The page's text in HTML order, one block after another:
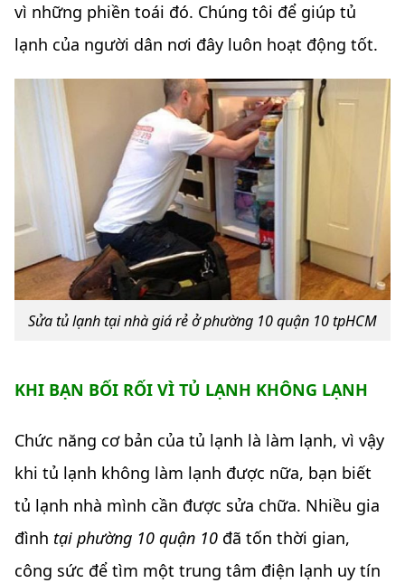
vì những phiền toái đó. Chúng tôi để giúp tủ
lạnh của người dân nơi đây luôn hoạt động tốt.
Sửa tủ lạnh tại nhà giá rẻ ở phường 10 quận 10 tpHCM
KHI BẠN BỐI RỐI VÌ TỦ LẠNH KHÔNG LẠNH
Chức năng cơ bản của tủ lạnh là làm lạnh, vì vậy
khi tủ lạnh không làm lạnh được nữa, bạn biết
tủ lạnh nhà mình cần được sửa chữa. Nhiều gia
đình tại phường 10 quận 10 đã tốn thời gian,
công sức để tìm một trung tâm điện lạnh uy tín